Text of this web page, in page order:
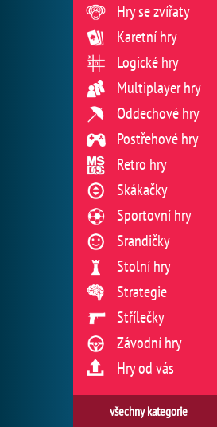
Hry se zvířaty
Karetní hry
Logické hry
Multiplayer hry
Oddechové hry
Postřehové hry
Retro hry
Skákačky
Sportovní hry
Srandičky
Stolní hry
Strategie
Střílečky
Závodní hry
Hry od vás
všechny kategorie